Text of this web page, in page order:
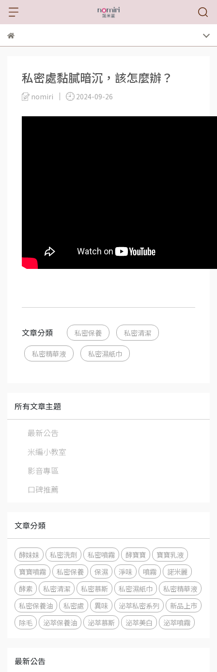
私密處黏膩暗沉，該怎麼辦？
nomiri 2024-09-26
文章分類 私密保養 私密清潔
私密精華液 私密濕紙巾
所有文章主題
最新公告
米編小教室
影音專區
口碑推薦
文章分類
酵妹妹 私密洗劑 私密噴霧 酵寶寶
寶寶乳液
寶寶噴霧
私密保養 保濕 淨味 噴霧
諾米麗
酵素
私密清潔 私密慕斯 私密濕紙巾
私密精華液
私密保養油
私密處 異味 泌萃私密系列
新品上市
除毛
泌萃保養油 泌萃慕斯 泌萃美白 泌萃噴霧
最新公告